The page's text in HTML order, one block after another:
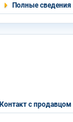
Полные сведения
Контакт с продавцом